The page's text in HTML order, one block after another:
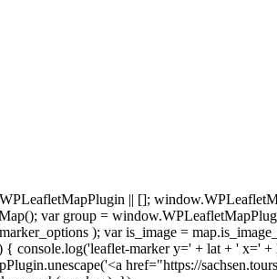
|| [];
var group =
); var is_image =
{ console.log('leaflet-marker y=' + lat + '
href="https://